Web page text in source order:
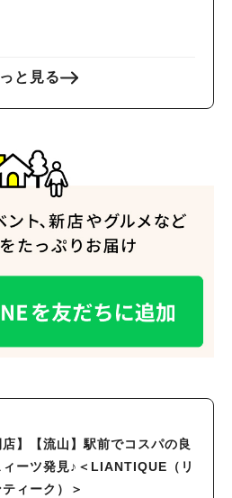
と見る
店】【流山】駅前でコスパの良
ィーツ発見♪＜LIANTIQUE（リ
ィーク）＞
のキーワード
#スイーツ #パン #カレー #柏駅
て投稿記事